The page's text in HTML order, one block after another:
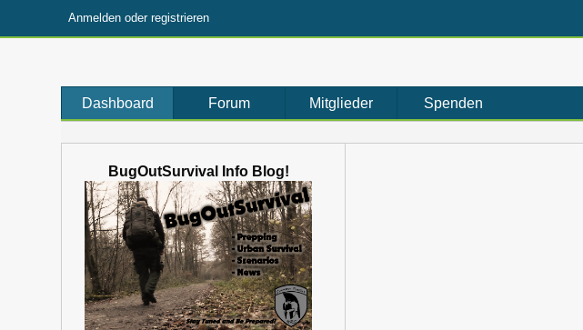
Anmelden oder registrieren
Dashboard Forum Mitglieder Spenden
BugOutSurvival Info Blog!